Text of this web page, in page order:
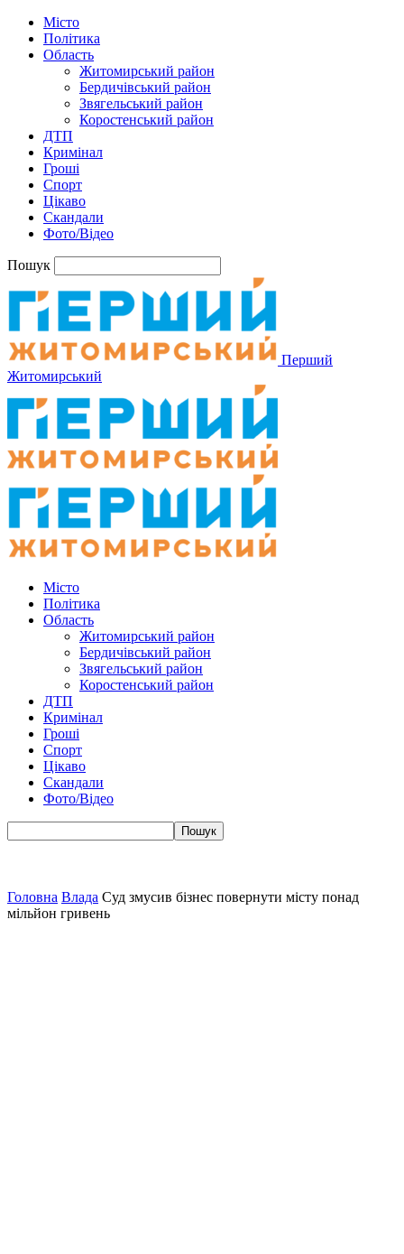
Місто
Політика
Область
Житомирський район
Бердичівський район
Звягельський район
Коростенський район
ДТП
Кримінал
Гроші
Спорт
Цікаво
Скандали
Фото/Відео
Пошук
Перший
Житомирський
Місто
Політика
Область
Житомирський район
Бердичівський район
Звягельський район
Коростенський район
ДТП
Кримінал
Гроші
Спорт
Цікаво
Скандали
Фото/Відео
Головна Влада Суд змусив бізнес повернути місту понад
мільйон гривень